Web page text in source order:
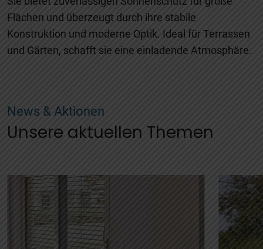
Flächen und überzeugt durch ihre stabile
Konstruktion und moderne Optik. Ideal für Terrassen
und Gärten, schafft sie eine einladende Atmosphäre.
News & Aktionen
Unsere aktuellen Themen